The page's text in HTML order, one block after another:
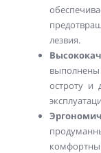
лезвия.
выполнены
остроту и